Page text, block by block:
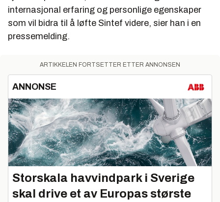
internasjonal erfaring og personlige egenskaper
som vil bidra til å løfte Sintef videre, sier han i en
pressemelding.
ARTIKKELEN FORTSETTER ETTER ANNONSEN
ANNONSE
Storskala havvindpark i Sverige
skal drive et av Europas største